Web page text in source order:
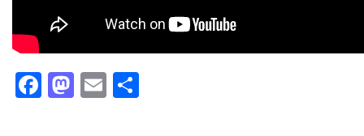
Facebook
Mastodon
Email